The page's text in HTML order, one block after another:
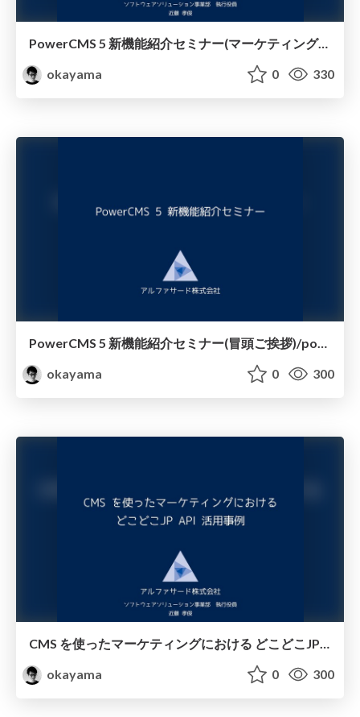
PowerCMS 5 新機能紹介セミナー(マーケティング機能)/powercms5-seminar-marketing
okayama
0 330
PowerCMS 5 新機能紹介セミナー(冒頭ご挨拶)/powercms5-seminar-intro
okayama
0 300
okayama
0 300